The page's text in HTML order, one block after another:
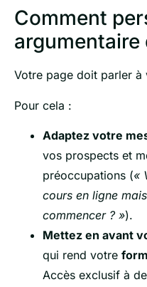
Comment
argumentaire
Votre page doit parler à
Pour cela :
Adaptez votre
vos prospects et
préoccupations («
cours en ligne
commencer ? »).
Mettez en avant
qui rend votre
Accès exclusif à